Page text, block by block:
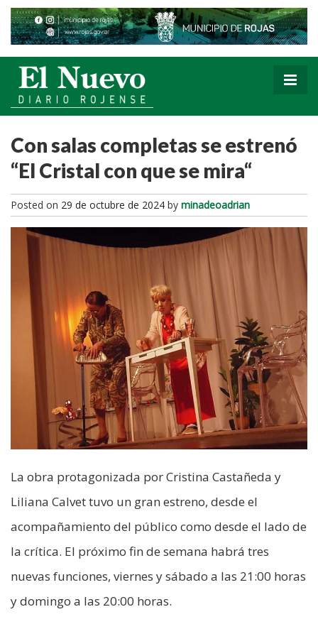
Con salas completas se estrenó
“El Cristal con que se mira“
Posted on 29 de octubre de 2024 by minadeoadrian
La obra protagonizada por Cristina Castañeda y
Liliana Calvet tuvo un gran estreno, desde el
acompañamiento del público como desde el lado de
la crítica. El próximo fin de semana habrá tres
nuevas funciones, viernes y sábado a las 21:00 horas
y domingo a las 20:00 horas.